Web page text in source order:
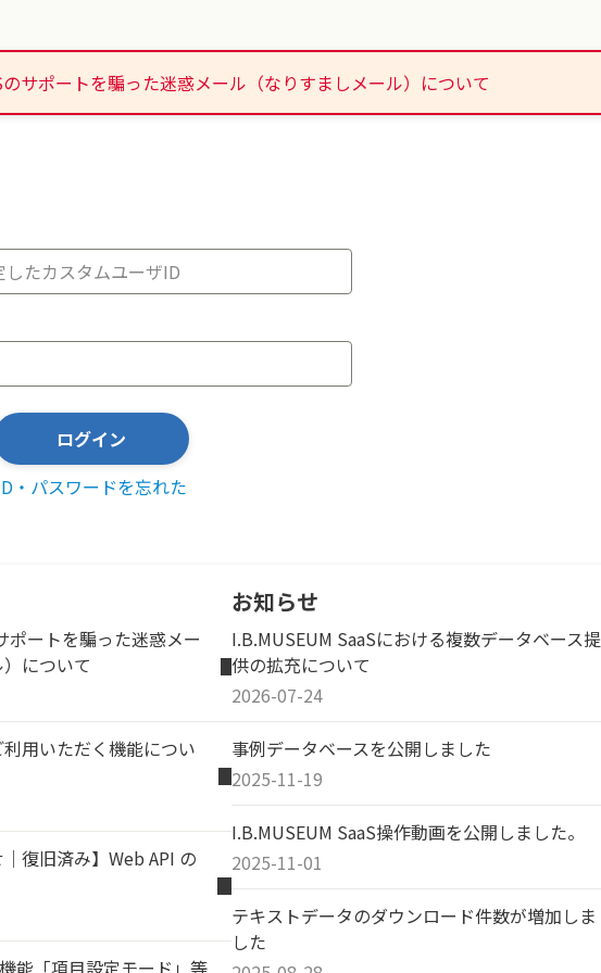
のサポートを騙った迷惑メール（なりすましメール）について
ログイン
・パスワードを忘れた
ポートを騙った迷惑メー
について
用いただく機能につい
復旧済み】Web API の
能「項目設定モード」等
お知らせ
I.B.MUSEUM SaaSにおける複数データベース提
供の拡充について
2026-07-24
事例データベースを公開しました
2025-11-19
I.B.MUSEUM SaaS操作動画を公開しました。
2025-11-01
テキストデータのダウンロード件数が増加しま
した